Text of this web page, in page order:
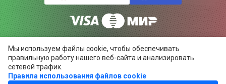
Казань Арены.
Положение об общих правилах
ARENA-TATNEFT.RU ©
Мы используем файлы cookie, чтобы обеспечивать
правильную работу нашего веб-сайта и анализировать
сетевой трафик.
Правила использования файлов cookie